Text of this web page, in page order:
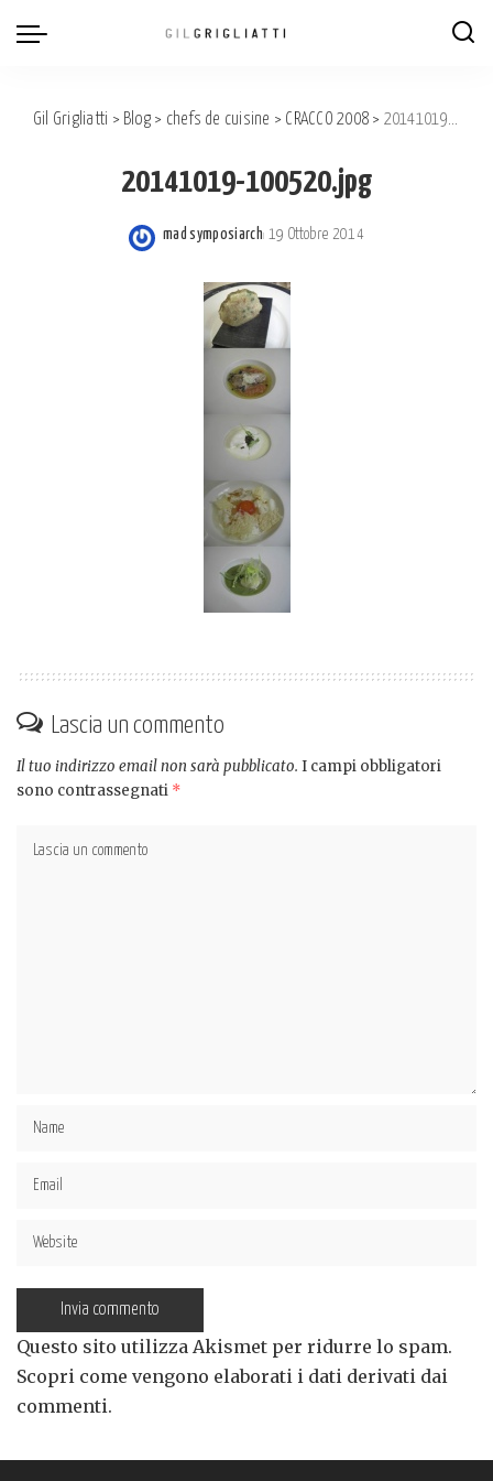
Gil Grigliatti > Blog > chefs de cuisine > CRACCO 2008 > 20141019-100520.jpg
20141019-100520.jpg
Posted
mad symposiarch 19 Ottobre 2014
Lascia un commento
Il tuo indirizzo email non sarà pubblicato. I campi obbligatori
sono contrassegnati *
Questo sito utilizza Akismet per ridurre lo spam.
Scopri come vengono elaborati i dati derivati dai
commenti.